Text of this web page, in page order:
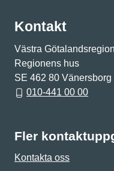
Kontakt
Västra
Regionens hus
SE 462 80 Vänersborg
010-441 00 00
Fler
Kontakta oss